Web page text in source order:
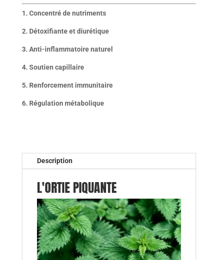
1. Concentré de nutriments
2. Détoxifiante et diurétique
3. Anti-inflammatoire naturel
4. Soutien capillaire
5. Renforcement immunitaire
6. Régulation métabolique
Description
L'ORTIE PIQUANTE